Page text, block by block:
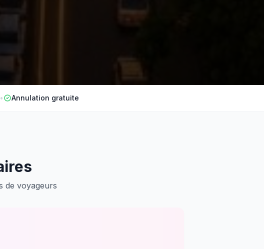
• Annulation gratuite
de voyageurs